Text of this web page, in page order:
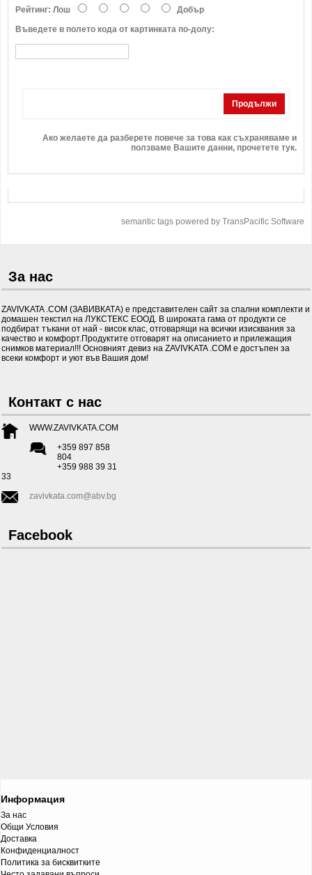
Рейтинг: Лош
Добър
Въведете в полето кода от картинката по-долу:
Продължи
Ако желаете да разберете повече за това как съхраняваме и
ползваме Вашите данни, прочетете тук.
semantic tags powered by TransPacific Software
За нас
ZAVIVKATA .COM (ЗАВИВКАТА) е представителен сайт за спални комплекти и
домашен текстил на ЛУКСТЕКС ЕООД. В широката гама от продукти се
подбират тъкани от най - висок клас, отговарящи на всички изисквания за
качество и комфорт.Продуктите отговарят на описанието и прилежащия
снимков материал!!! Основният девиз на ZAVIVKATA .COM е достъпен за
всеки комфорт и уют във Вашия дом!
Контакт с нас
WWW.ZAVIVKATA.COM
+359 897 858
804
+359 988 39 31
33
zavivkata.com@abv.bg
Facebook
Информация
За нас
Общи Условия
Доставка
Конфиденциалност
Политика за бисквитките